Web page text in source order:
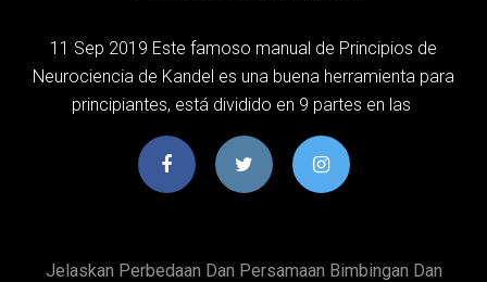
11 Sep 2019 Este famoso manual de Principios de
Neurociencia de Kandel es una buena herramienta para
principiantes, está dividido en 9 partes en las
Jelaskan Perbedaan Dan Persamaan Bimbingan Dan